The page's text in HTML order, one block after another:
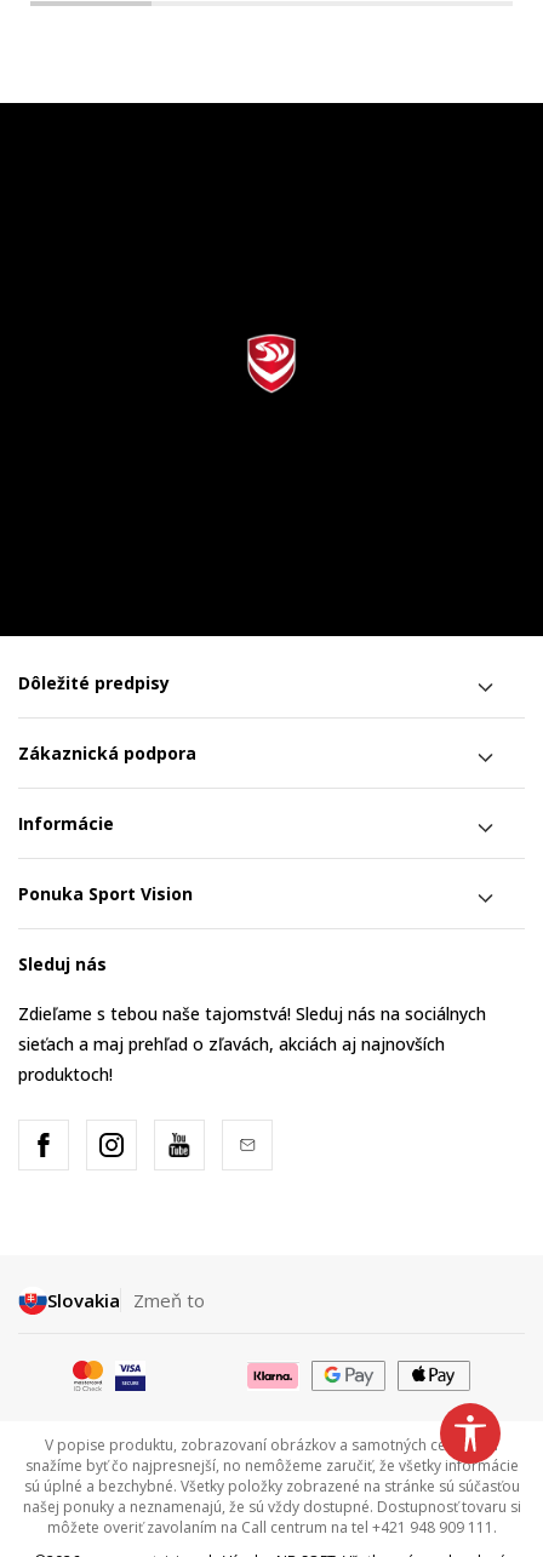
Dôležité predpisy
Zákaznická podpora
Informácie
Ponuka Sport Vision
Sleduj nás
Zdieľame s tebou naše tajomstvá! Sleduj nás na sociálnych
sieťach a maj prehľad o zľavách, akciách aj najnovších
produktoch!
Slovakia Zmeň to
V popise produktu, zobrazovaní obrázkov a samotných cenách sa
snažíme byť čo najpresnejší, no nemôžeme zaručiť, že všetky informácie
sú úplné a bezchybné. Všetky položky zobrazené na stránke sú súčasťou
našej ponuky a neznamenajú, že sú vždy dostupné. Dostupnosť tovaru si
môžete overiť zavolaním na Call centrum na tel +421 948 909 111.